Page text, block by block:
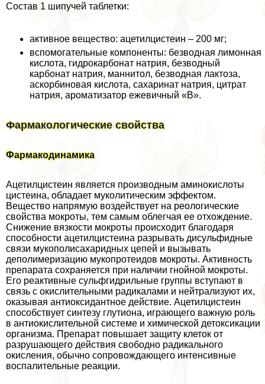
Состав 1 шипучей таблетки:
активное вещество: ацетилцистеин – 200 мг;
вспомогательные компоненты: безводная лимонная
кислота, гидрокарбонат натрия, безводный
карбонат натрия, маннитол, безводная лактоза,
аскорбиновая кислота, сахаринат натрия, цитрат
натрия, ароматизатор ежевичный «В».
Фармакологические свойства
Фармакодинамика
Ацетилцистеин является производным аминокислоты
цистеина, обладает муколитическим эффектом.
Вещество напрямую воздействует на реологические
свойства мокроты, тем самым облегчая ее отхождение.
Снижение вязкости мокроты происходит благодаря
способности ацетилцистеина разрывать дисульфидные
связи мукополисахаридных цепей и вызывать
деполимеризацию мукопротеидов мокроты. Активность
препарата сохраняется при наличии гнойной мокроты.
Его реактивные сульфгидрильные группы вступают в
связь с окислительными радикалами и нейтрализуют их,
оказывая антиоксидантное действие. Ацетилцистеин
способствует синтезу глутиона, играющего важную роль
в антиокислительной системе и химической детоксикации
организма. Препарат повышает защиту клеток от
разрушающего действия свободно радикального
окисления, обычно сопровождающего интенсивные
воспалительные реакции.